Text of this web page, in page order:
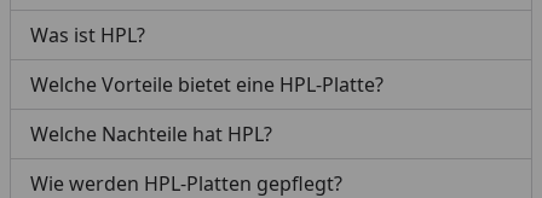
Was ist HPL?
Welche Vorteile bietet eine HPL-Platte?
Welche Nachteile hat HPL?
Wie werden HPL-Platten gepflegt?